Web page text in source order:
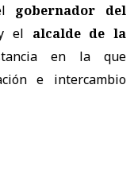
gobernador del
el alcalde de la
en la que
e intercambio